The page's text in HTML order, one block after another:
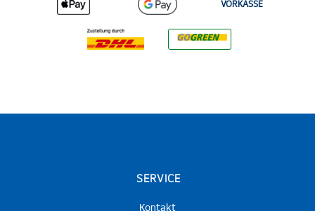
VORKASSE
SERVICE
Kontakt